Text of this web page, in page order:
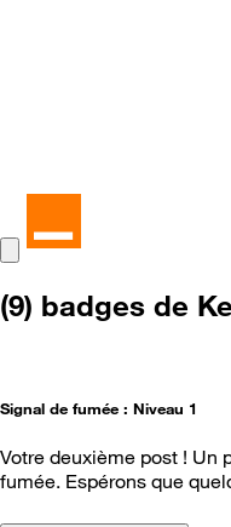
(9) badges de
Signal de fumée : Niveau 1
Votre deuxième post ! Un
fumée. Espérons que